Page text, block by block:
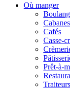
Où manger
Cafés
Casse-
Prêt-à-
Traiteurs